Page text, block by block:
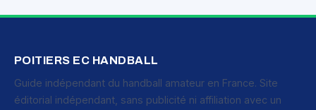
POITIERS EC HANDBALL
Guide indépendant du handball amateur en France. Site
éditorial indépendant, sans publicité ni affiliation avec un